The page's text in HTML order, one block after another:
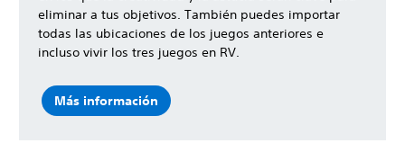
eliminar a tus objetivos. También puedes importar
todas las ubicaciones de los juegos anteriores e
incluso vivir los tres juegos en RV.
Más información